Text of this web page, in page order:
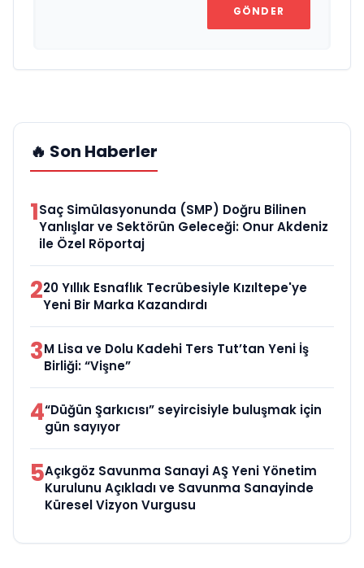
GÖNDER
🔥 Son Haberler
1Saç Simülasyonunda (SMP) Doğru Bilinen
Yanlışlar ve Sektörün Geleceği: Onur Akdeniz
ile Özel Röportaj
220 Yıllık Esnaflık Tecrübesiyle Kızıltepe'ye
Yeni Bir Marka Kazandırdı
3M Lisa ve Dolu Kadehi Ters Tut’tan Yeni İş
Birliği: “Vişne”
4“Düğün Şarkıcısı” seyircisiyle buluşmak için
gün sayıyor
5Açıkgöz Savunma Sanayi AŞ Yeni Yönetim
Kurulunu Açıkladı ve Savunma Sanayinde
Küresel Vizyon Vurgusu